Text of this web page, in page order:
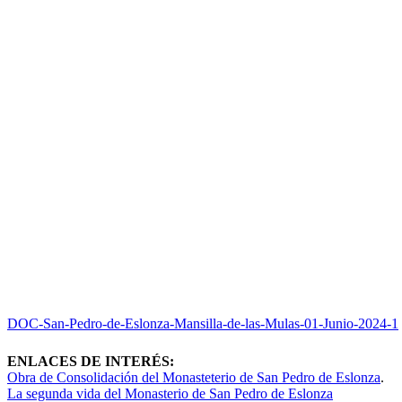
DOC-San-Pedro-de-Eslonza-Mansilla-de-las-Mulas-01-Junio-2024-1
ENLACES DE INTERÉS:
Obra de Consolidación del Monasteterio de San Pedro de Eslonza.
La segunda vida del Monasterio de San Pedro de Eslonza